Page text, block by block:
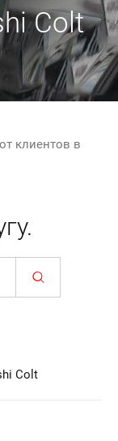
Colt
клиентов в
Colt